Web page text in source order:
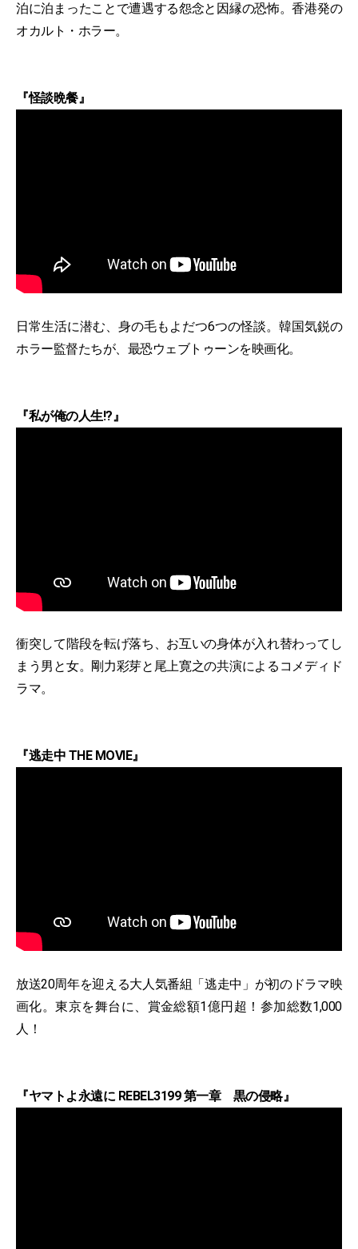
泊に泊まったことで遭遇する怨念と因縁の恐怖。香港発の
オカルト・ホラー。
『怪談晩餐』
日常生活に潜む、身の毛もよだつ6つの怪談。韓国気鋭の
ホラー監督たちが、最恐ウェブトゥーンを映画化。
『私が俺の人生!?』
衝突して階段を転げ落ち、お互いの身体が入れ替わってし
まう男と女。剛力彩芽と尾上寛之の共演によるコメディド
ラマ。
『逃走中 THE MOVIE』
放送20周年を迎える大人気番組「逃走中」が初のドラマ映
画化。東京を舞台に、賞金総額1億円超！参加総数1,000
人！
『ヤマトよ永遠に REBEL3199 第一章 黒の侵略』